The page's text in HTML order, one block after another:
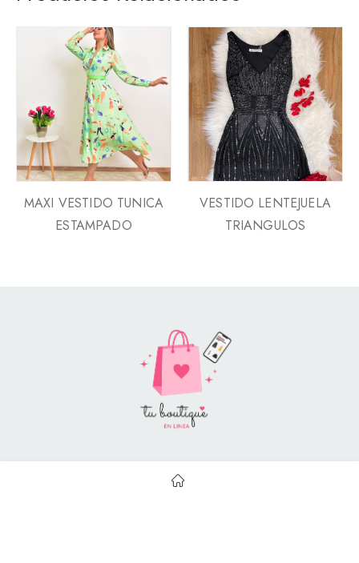
MAXI VESTIDO TUNICA
ESTAMPADO
VESTIDO LENTEJUELA
TRIANGULOS